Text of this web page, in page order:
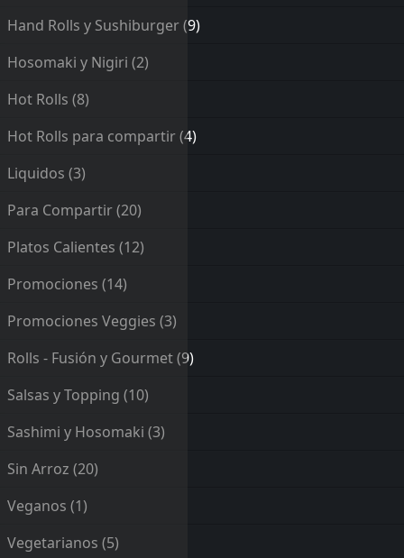
Hand Rolls y Sushiburger(9)
Hosomaki y Nigiri (2)
Hot Rolls (8)
Hot Rolls para compartir(4)
Liquidos (3)
Para Compartir(20)
Platos Calientes (12)
Promociones (14)
Promociones Veggies (3)
Rolls - Fusión y Gourmet(9)
Salsas y Topping (10)
Sashimi y Hosomaki (3)
Sin Arroz (20)
Veganos (1)
Vegetarianos (5)